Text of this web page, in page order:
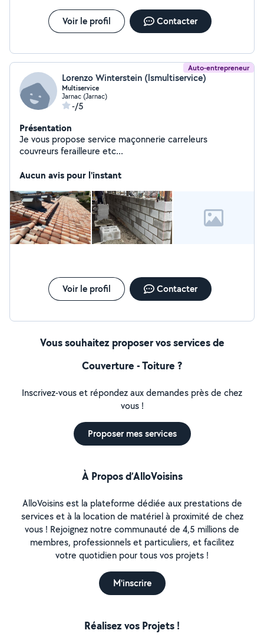
Voir le profil Contacter
Auto-entrepreneur
Lorenzo Winterstein (lsmultiservice)
Multiservice
Jarnac (Jarnac)
-/5
Présentation
Je vous propose service maçonnerie carreleurs
couvreurs ferailleure etc...
Aucun avis pour l'instant
Voir le profil Contacter
Vous souhaitez proposer vos services de
Couverture - Toiture ?
Inscrivez-vous et répondez aux demandes près de chez
vous !
Proposer mes services
À Propos d’AlloVoisins
AlloVoisins est la plateforme dédiée aux prestations de
services et à la location de matériel à proximité de chez
vous ! Rejoignez notre communauté de 4,5 millions de
membres, professionnels et particuliers, et facilitez
votre quotidien pour tous vos projets !
M'inscrire
Réalisez vos Projets !